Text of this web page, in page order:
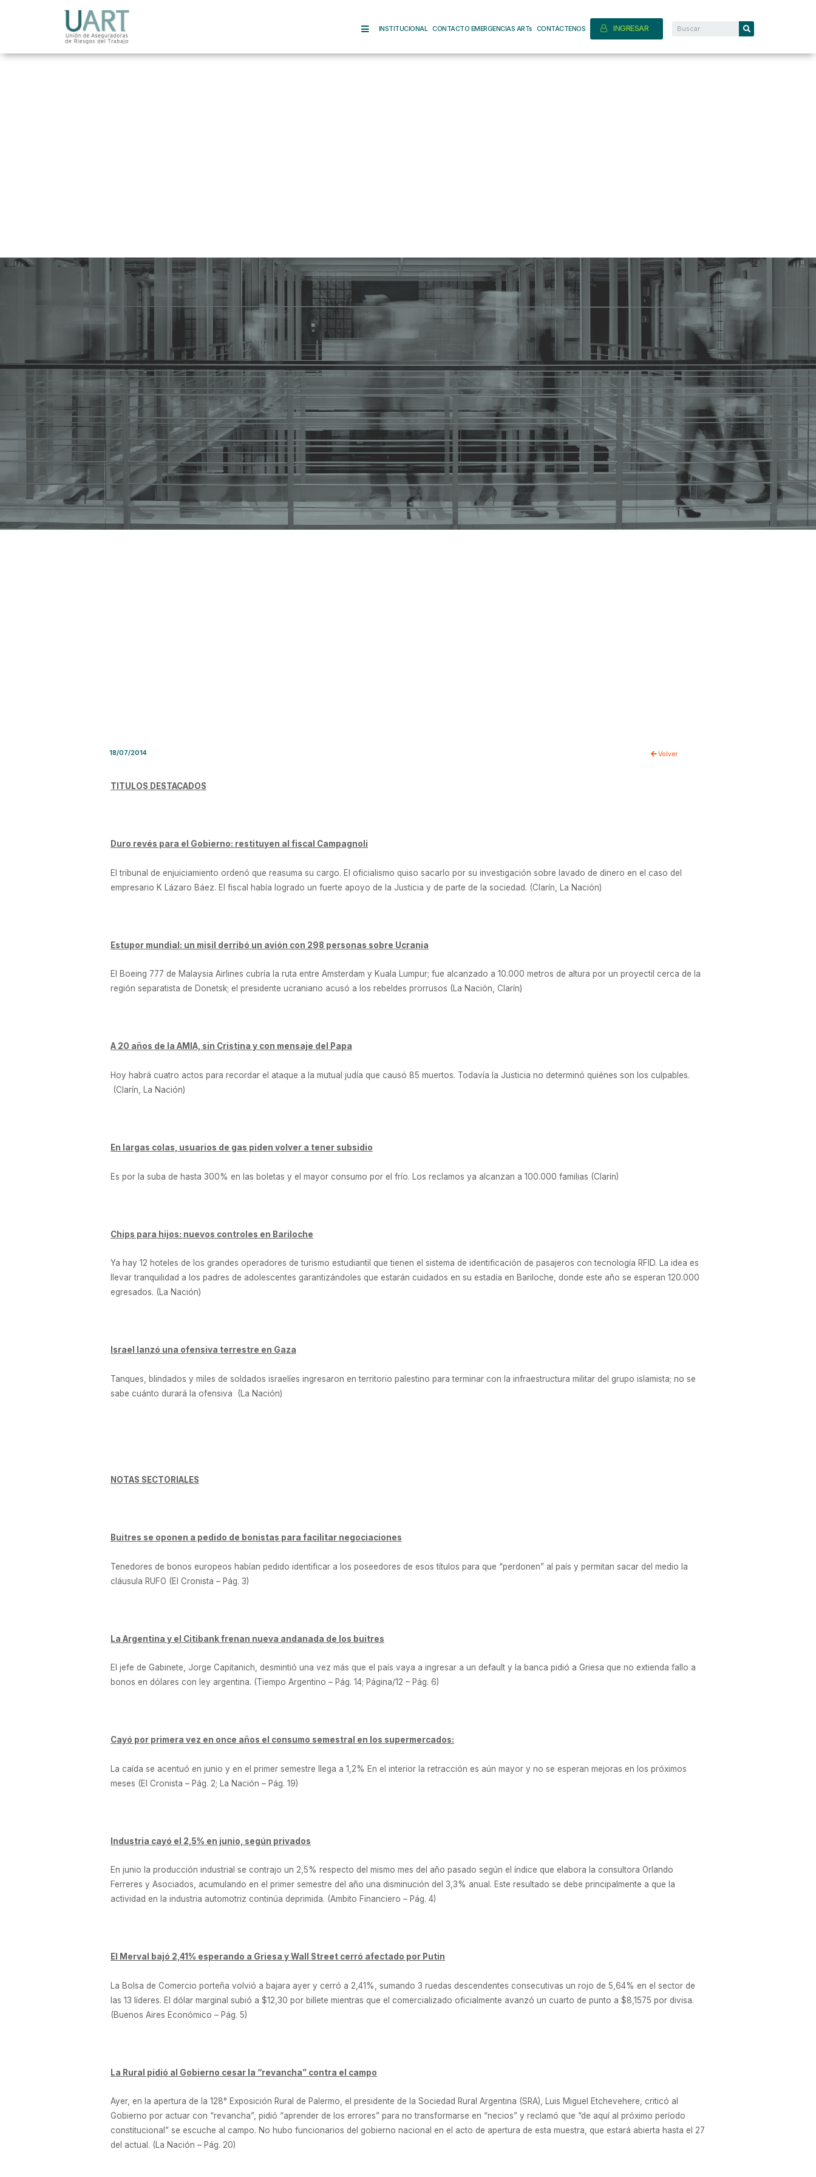
INSTITUCIONAL CONTACTO EMERGENCIAS ARTs CONTÁCTENOS INGRESAR
18/07/2014 Volver
TITULOS DESTACADOS
Duro revés para el Gobierno: restituyen al fiscal Campagnoli
El tribunal de enjuiciamiento ordenó que reasuma su cargo. El oficialismo quiso sacarlo por su investigación sobre lavado de dinero en el caso del
empresario K Lázaro Báez. El fiscal había logrado un fuerte apoyo de la Justicia y de parte de la sociedad. (Clarín, La Nación)
Estupor mundial: un misil derribó un avión con 298 personas sobre Ucrania
El Boeing 777 de Malaysia Airlines cubría la ruta entre Amsterdam y Kuala Lumpur; fue alcanzado a 10.000 metros de altura por un proyectil cerca de la
región separatista de Donetsk; el presidente ucraniano acusó a los rebeldes prorrusos (La Nación, Clarín)
A 20 años de la AMIA, sin Cristina y con mensaje del Papa
Hoy habrá cuatro actos para recordar el ataque a la mutual judía que causó 85 muertos. Todavía la Justicia no determinó quiénes son los culpables.
(Clarín, La Nación)
En largas colas, usuarios de gas piden volver a tener subsidio
Es por la suba de hasta 300% en las boletas y el mayor consumo por el frío. Los reclamos ya alcanzan a 100.000 familias (Clarín)
Chips para hijos: nuevos controles en Bariloche
Ya hay 12 hoteles de los grandes operadores de turismo estudiantil que tienen el sistema de identificación de pasajeros con tecnología RFID. La idea es
llevar tranquilidad a los padres de adolescentes garantizándoles que estarán cuidados en su estadía en Bariloche, donde este año se esperan 120.000
egresados. (La Nación)
Israel lanzó una ofensiva terrestre en Gaza
Tanques, blindados y miles de soldados israelíes ingresaron en territorio palestino para terminar con la infraestructura militar del grupo islamista; no se
sabe cuánto durará la ofensiva (La Nación)
NOTAS SECTORIALES
Buitres se oponen a pedido de bonistas para facilitar negociaciones
Tenedores de bonos europeos habían pedido identificar a los poseedores de esos títulos para que “perdonen” al país y permitan sacar del medio la
cláusula RUFO (El Cronista – Pág. 3)
La Argentina y el Citibank frenan nueva andanada de los buitres
El jefe de Gabinete, Jorge Capitanich, desmintió una vez más que el país vaya a ingresar a un default y la banca pidió a Griesa que no extienda fallo a
bonos en dólares con ley argentina. (Tiempo Argentino – Pág. 14; Página/12 – Pág. 6)
Cayó por primera vez en once años el consumo semestral en los supermercados:
La caída se acentuó en junio y en el primer semestre llega a 1,2% En el interior la retracción es aún mayor y no se esperan mejoras en los próximos
meses (El Cronista – Pág. 2; La Nación – Pág. 19)
Industria cayó el 2,5% en junio, según privados
En junio la producción industrial se contrajo un 2,5% respecto del mismo mes del año pasado según el índice que elabora la consultora Orlando
Ferreres y Asociados, acumulando en el primer semestre del año una disminución del 3,3% anual. Este resultado se debe principalmente a que la
actividad en la industria automotriz continúa deprimida. (Ambito Financiero – Pág. 4)
El Merval bajó 2,41% esperando a Griesa y Wall Street cerró afectado por Putin
La Bolsa de Comercio porteña volvió a bajara ayer y cerró a 2,41%, sumando 3 ruedas descendentes consecutivas un rojo de 5,64% en el sector de
las 13 líderes. El dólar marginal subió a $12,30 por billete mientras que el comercializado oficialmente avanzó un cuarto de punto a $8,1575 por divisa.
(Buenos Aires Económico – Pág. 5)
La Rural pidió al Gobierno cesar la “revancha” contra el campo
Ayer, en la apertura de la 128° Exposición Rural de Palermo, el presidente de la Sociedad Rural Argentina (SRA), Luis Miguel Etchevehere, criticó al
Gobierno por actuar con “revancha”, pidió “aprender de los errores” para no transformarse en “necios” y reclamó que “de aquí al próximo período
constitucional” se escuche al campo. No hubo funcionarios del gobierno nacional en el acto de apertura de esta muestra, que estará abierta hasta el 27
del actual. (La Nación – Pág. 20)